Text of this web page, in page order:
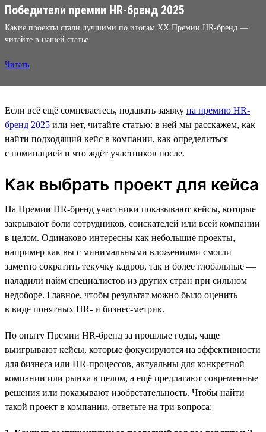
Победители премии HR-бренд 2025
Какие проекты стали лучшими по итогам XX Премии HR-бренд —
читайте в нашей статье
Читать
Если всё ещё сомневаетесь, подавать заявку на премию HR-
бренд 2025 или нет, читайте статью: в ней мы расскажем, как
найти подходящий кейс в компании, как определиться
с номинацией и что ждёт участников после.
Как выбрать проект для кейса
На Премии HR-бренд участники показывают кейсы, которые
закрывают боли сотрудников, соискателей или всей компании
в целом. Одинаково интересны как небольшие проекты,
например как вы с минимальными вложениями смогли
заметно сократить текучку кадров, так и более глобальные —
наладили найм специалистов из других стран при сильном
недоборе. Главное, чтобы результат можно было оценить
в виде понятных HR- и бизнес-метрик.
По опыту Премии HR-бренд за прошлые годы, чаще
выигрывают кейсы, которые фокусируются на эффективности
для бизнеса или HR-процессов, актуальны для конкретной
компании или рынка в целом, а ещё предлагают современные
решения или показывают изобретательность. Чтобы найти
такой проект в компании, ответьте на три вопроса: